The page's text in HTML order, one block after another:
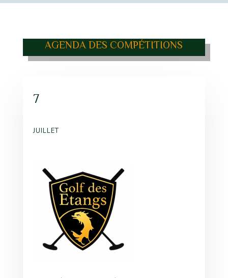
AGENDA DES COMPÉTITIONS
7
JUILLET